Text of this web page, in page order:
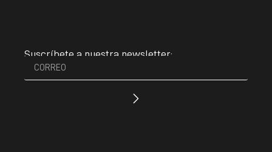
Suscríbete a nuestra newsletter: